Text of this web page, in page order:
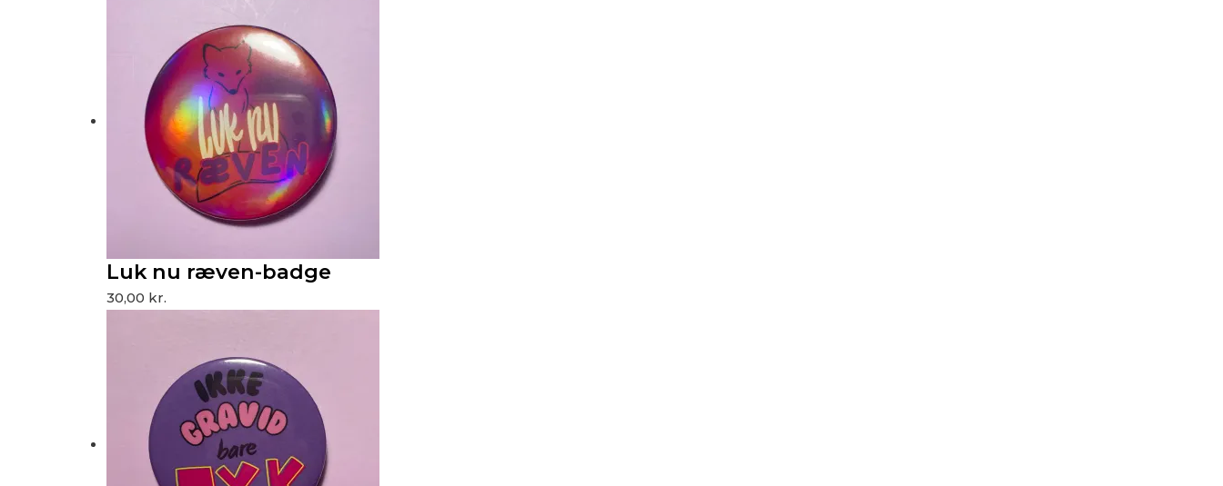
Luk nu ræven-badge
30,00 kr.